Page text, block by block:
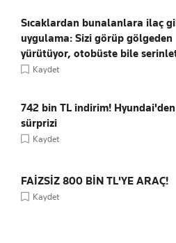
Sıcaklardan bunalanlara ilaç
uygulama: Sizi görüp gölgeden
yürütüyor, otobüste bile
Kaydet
742 bin TL indirim!
sürprizi
Kaydet
FAİZSİZ 800 BİN TL'YE ARAÇ!
Kaydet